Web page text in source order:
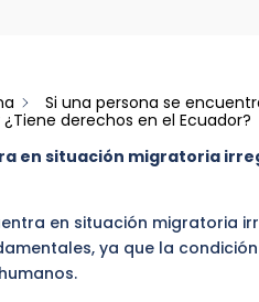
Si una persona se
derechos en el Ecuador?
en situación migratoria
en situación migratoria
ya que la